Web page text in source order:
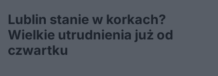
Lublin stanie w korkach?
Wielkie utrudnienia już od
czwartku